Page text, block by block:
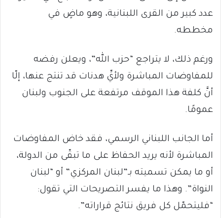
عدد كبير من القرى اللبنانية، وهو ماضٍ في
مخططه.
ورغم ذلك، لا يتراجع “حزب الله”، ويعلن رفضه
للمفاوضات المباشرة ولأيِّ هدنات قد تنتج عنها، إلّا
أنَّ كلفة هذا الموقف مرتفعة على الجنوب ولبنان
عمومًا.
أما الجانب اللبناني الرسمي، فقد خاض المفاوضات
المباشرة لأنه يريد الحفاظ على ما تبقّى من الدولة،
أو ما يمكن تسميته بـ”لبنان المركزي” أو “لبنان
النواة”. وهذا ما يفسر التصريحات التي تقول:
“فليتحمّل كل فريق نتائج قراراته”.